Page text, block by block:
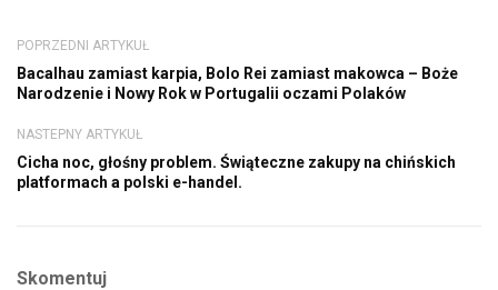
POPRZEDNI ARTYKUŁ
Bacalhau zamiast karpia, Bolo Rei zamiast makowca – Boże
Narodzenie i Nowy Rok w Portugalii oczami Polaków
NASTEPNY ARTYKUŁ
Cicha noc, głośny problem. Świąteczne zakupy na chińskich
platformach a polski e-handel.
Skomentuj